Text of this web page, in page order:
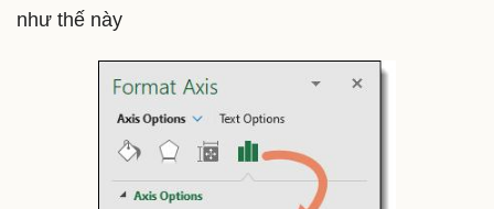
như thế này